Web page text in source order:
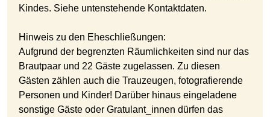
Kindes. Siehe untenstehende Kontaktdaten.
Hinweis zu den Eheschließungen:
Aufgrund der begrenzten Räumlichkeiten sind nur das
Brautpaar und 22 Gäste zugelassen. Zu diesen
Gästen zählen auch die Trauzeugen, fotografierende
Personen und Kinder! Darüber hinaus eingeladene
sonstige Gäste oder Gratulant_innen dürfen das